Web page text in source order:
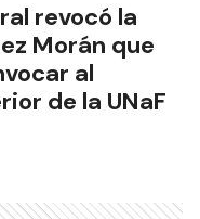
revocó la
Morán que
al
de la UNaF